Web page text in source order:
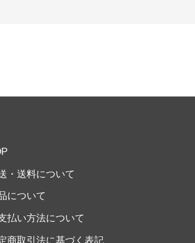
・送料について
について
払い方法について
商取引法に基づく表記